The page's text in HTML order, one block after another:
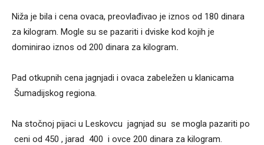
Niža je bila i cena ovaca, preovlađivao je iznos od 180 dinara
za kilogram. Mogle su se pazariti i dviske kod kojih je
dominirao iznos od 200 dinara za kilogram.
Pad otkupnih cena jagnjadi i ovaca zabeležen u klanicama
Šumadijskog regiona.
Na stočnoj pijaci u Leskovcu jagnjad su se mogla pazariti po
ceni od 450 , jarad 400 i ovce 200 dinara za kilogram.